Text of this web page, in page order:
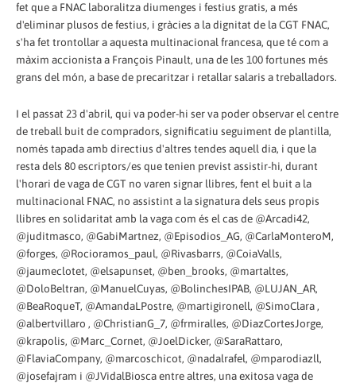
fet que a FNAC laboralitza diumenges i festius gratis, a més
d'eliminar plusos de festius, i gràcies a la dignitat de la CGT FNAC,
s'ha fet trontollar a aquesta multinacional francesa, que té com a
màxim accionista a François Pinault, una de les 100 fortunes més
grans del món, a base de precaritzar i retallar salaris a treballadors.
I el passat 23 d'abril, qui va poder-hi ser va poder observar el centre
de treball buit de compradors, significatiu seguiment de plantilla,
només tapada amb directius d'altres tendes aquell dia, i que la
resta dels 80 escriptors/es que tenien previst assistir-hi, durant
l'horari de vaga de CGT no varen signar llibres, fent el buit a la
multinacional FNAC, no assistint a la signatura dels seus propis
llibres en solidaritat amb la vaga com és el cas de @Arcadi42,
@juditmasco, @GabiMartnez, @Episodios_AG, @CarlaMonteroM,
@forges, @Rocioramos_paul, @Rivasbarrs, @CoiaValls,
@jaumeclotet, @elsapunset, @ben_brooks, @martaltes,
@DoloBeltran, @ManuelCuyas, @BolinchesIPAB, @LUJAN_AR,
@BeaRoqueT, @AmandaLPostre, @martigironell, @SimoClara ,
@albertvillaro , @ChristianG_7, @frmiralles, @DiazCortesJorge,
@krapolis, @Marc_Cornet, @JoelDicker, @SaraRattaro,
@FlaviaCompany, @marcoschicot, @nadalrafel, @mparodiazll,
@josefajram i @JVidalBiosca entre altres, una exitosa vaga de